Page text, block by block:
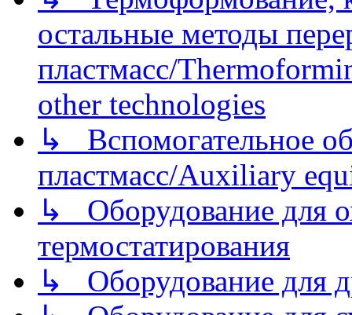
остальные методы
пластмасс/
other technologies
↳ Вспомогательное
пластмасс/Auxiliary
↳ Оборудование для
термостатирования
↳ Оборудование для